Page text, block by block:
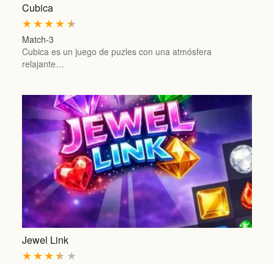
Cubica
★
★
★
★
★
Match-3
Cubica es un juego de puzles con una atmósfera
relajante…
Jewel Link
★
★
★
★
★